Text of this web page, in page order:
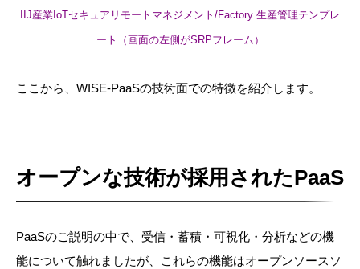
IIJ産業IoTセキュアリモートマネジメント/Factory 生産管理テンプレ
ート（画面の左側がSRPフレーム）
ここから、 WISE-PaaSの技術面での特徴を紹介します。
オープンな技術が採用されたPaaS
PaaSのご説明の中で、受信・蓄積・可視化・分析などの機
能について触れましたが、これらの機能はオープンソースソ